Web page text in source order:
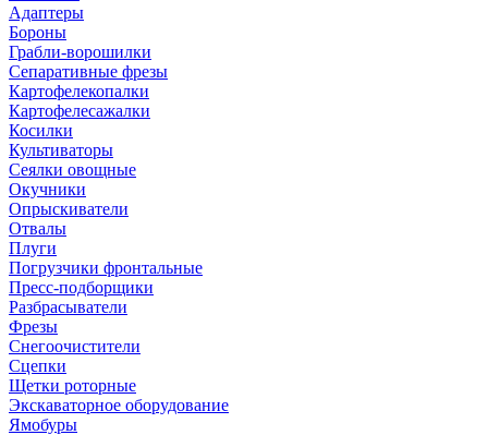
Адаптеры
Бороны
Грабли-ворошилки
Сепаративные фрезы
Картофелекопалки
Картофелесажалки
Косилки
Культиваторы
Сеялки овощные
Окучники
Опрыскиватели
Отвалы
Плуги
Погрузчики фронтальные
Пресс-подборщики
Разбрасыватели
Фрезы
Снегоочистители
Сцепки
Щетки роторные
Экскаваторное оборудование
Ямобуры